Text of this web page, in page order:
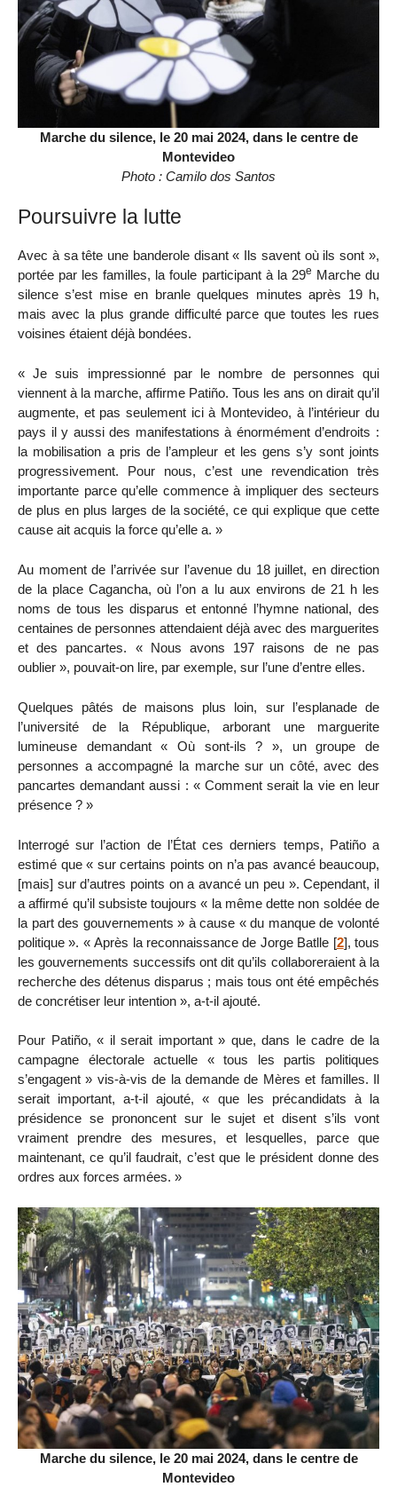
Marche du silence, le 20 mai 2024, dans le centre de
Montevideo
Photo : Camilo dos Santos
Poursuivre la lutte
Avec à sa tête une banderole disant « Ils savent où ils sont »,
portée par les familles, la foule participant à la 29e Marche du
silence s’est mise en branle quelques minutes après 19 h,
mais avec la plus grande difficulté parce que toutes les rues
voisines étaient déjà bondées.
« Je suis impressionné par le nombre de personnes qui
viennent à la marche, affirme Patiño. Tous les ans on dirait qu’il
augmente, et pas seulement ici à Montevideo, à l’intérieur du
pays il y aussi des manifestations à énormément d’endroits :
la mobilisation a pris de l’ampleur et les gens s’y sont joints
progressivement. Pour nous, c’est une revendication très
importante parce qu’elle commence à impliquer des secteurs
de plus en plus larges de la société, ce qui explique que cette
cause ait acquis la force qu’elle a. »
Au moment de l’arrivée sur l’avenue du 18 juillet, en direction
de la place Cagancha, où l’on a lu aux environs de 21 h les
noms de tous les disparus et entonné l’hymne national, des
centaines de personnes attendaient déjà avec des marguerites
et des pancartes. « Nous avons 197 raisons de ne pas
oublier », pouvait-on lire, par exemple, sur l’une d’entre elles.
Quelques pâtés de maisons plus loin, sur l’esplanade de
l’université de la République, arborant une marguerite
lumineuse demandant « Où sont-ils ? », un groupe de
personnes a accompagné la marche sur un côté, avec des
pancartes demandant aussi : « Comment serait la vie en leur
présence ? »
Interrogé sur l’action de l’État ces derniers temps, Patiño a
estimé que « sur certains points on n’a pas avancé beaucoup,
[mais] sur d’autres points on a avancé un peu ». Cependant, il
a affirmé qu’il subsiste toujours « la même dette non soldée de
la part des gouvernements » à cause « du manque de volonté
politique ». « Après la reconnaissance de Jorge Batlle [2], tous
les gouvernements successifs ont dit qu’ils collaboreraient à la
recherche des détenus disparus ; mais tous ont été empêchés
de concrétiser leur intention », a-t-il ajouté.
Pour Patiño, « il serait important » que, dans le cadre de la
campagne électorale actuelle « tous les partis politiques
s’engagent » vis-à-vis de la demande de Mères et familles. Il
serait important, a-t-il ajouté, « que les précandidats à la
présidence se prononcent sur le sujet et disent s’ils vont
vraiment prendre des mesures, et lesquelles, parce que
maintenant, ce qu’il faudrait, c’est que le président donne des
ordres aux forces armées. »
Marche du silence, le 20 mai 2024, dans le centre de
Montevideo